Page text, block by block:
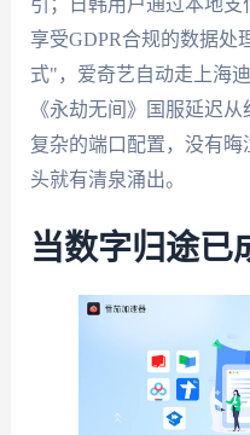
享受GDPR合规的数据处
式"，爱奇艺自动走上海
《永劫无间》国服延迟从
复杂的端口配置，没有
头就有清泉涌出。
当数字归途已